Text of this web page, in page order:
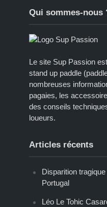
Qui sommes-nous
Le site Sup Passion
stand up paddle
nombreuses
pagaies, les
des conseils
loueurs.
Articles récents
Disparition
Portugal
Léo Le Tohic